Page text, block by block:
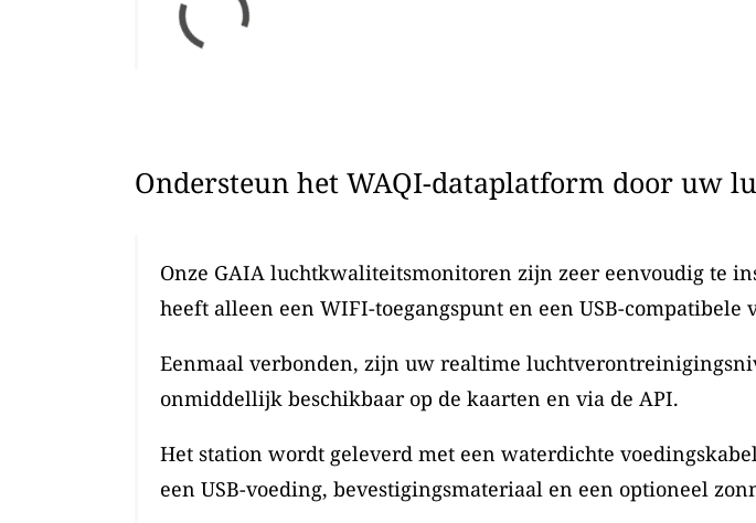
Ondersteun het WAQI-dataplatform door uw
Onze GAIA luchtkwaliteitsmonitoren zijn zeer eenvoudig te
heeft alleen een WIFI-toegangspunt en een USB-compatibele
Eenmaal verbonden, zijn uw realtime
onmiddellijk beschikbaar op de kaarten en via de API.
Het station wordt geleverd met een waterdichte
een USB-voeding, bevestigingsmateriaal en een optioneel